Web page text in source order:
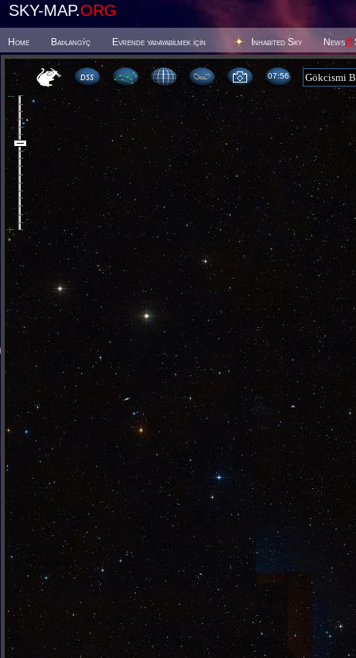
SKY-MAP.ORG
Home Baþlangýç Evrende yaþayabilmek için Inhabited Sky News@
07 56